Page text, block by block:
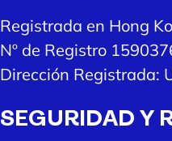
Registrada en Hong
Nº de Registro
Dirección Registrada:
SEGURIDAD Y